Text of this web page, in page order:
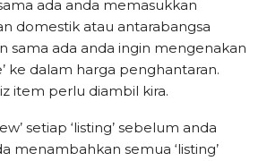
ada anda memasukkan
domestik atau antarabangsa
sama ada anda ingin mengenakan
ke dalam harga penghantaran.
item perlu diambil kira.
setiap ‘listing’ sebelum anda
menambahkan semua ‘listing’